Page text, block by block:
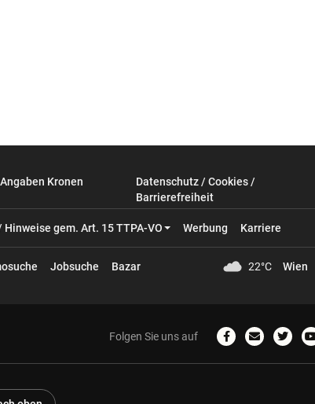
Kronen
Datenschutz / Cookies /
Barrierefreiheit
gem. Art. 15 TTPA-VO Werbung Karriere
Jobsuche Bazar 22°C Wien
Folgen Sie uns auf
Zum
Facebook-
Email
schreiben
Zum